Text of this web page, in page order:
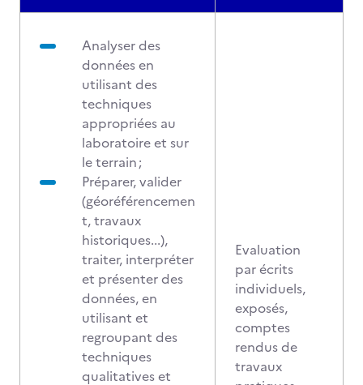
Analyser des
données en
utilisant des
techniques
appropriées au
laboratoire et sur
le terrain ;
Préparer, valider
(géoréférencemen
t, travaux
historiques...),
traiter, interpréter
et présenter des
données, en
utilisant et
regroupant des
techniques
qualitatives et
Evaluation
par écrits
individuels,
exposés,
comptes
rendus de
travaux